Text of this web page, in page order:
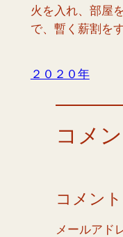
火を入れ、部屋
で、暫く薪割を
２０２０年
コメ
コメン
メールアド